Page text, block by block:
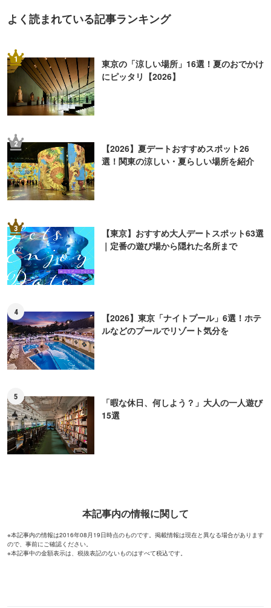
よく読まれている記事ランキング
1
東京の「涼しい場所」16選！夏のおでかけ
にピッタリ【2026】
2
【2026】夏デートおすすめスポット26
選！関東の涼しい・夏らしい場所を紹介
3
【東京】おすすめ大人デートスポット63選
｜定番の遊び場から隠れた名所まで
4
【2026】東京「ナイトプール」6選！ホテ
ルなどのプールでリゾート気分を
5
「暇な休日、何しよう？」大人の一人遊び
15選
本記事内の情報に関して
※本記事内の情報は2016年08月19日時点のものです。掲載情報は現在と異なる場合があります
ので、事前にご確認ください。
※本記事中の金額表示は、税抜表記のないものはすべて税込です。